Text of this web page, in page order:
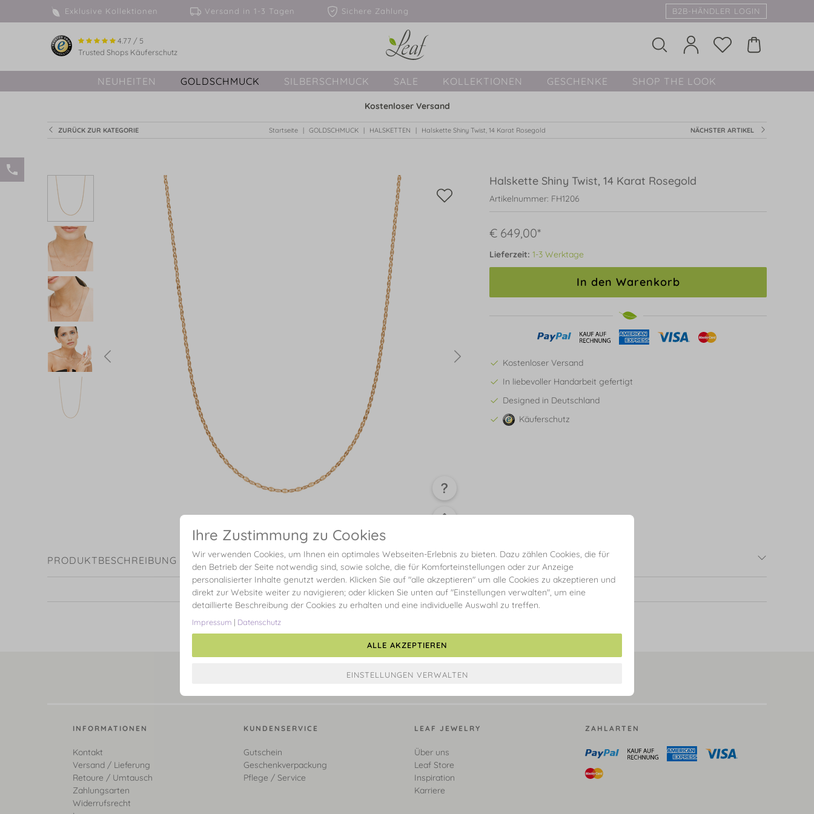
Exklusive Kollektionen Versand in 1-3 Tagen Sichere Zahlung B2B-HÄNDLER LOGIN
4.77 / 5
Trusted Shops Käuferschutz
NEUHEITEN GOLDSCHMUCK SILBERSCHMUCK SALE KOLLEKTIONEN GESCHENKE SHOP THE LOOK
Kostenloser Versand
ZURÜCK ZUR KATEGORIE Startseite GOLDSCHMUCK HALSKETTEN Halskette Shiny Twist, 14 Karat Rosegold NÄCHSTER ARTIKEL
Halskette Shiny Twist, 14 Karat Rosegold
Artikelnummer: FH1206
€ 649,00*
Lieferzeit: 1-3 Werktage
In den Warenkorb
Kostenloser Versand
In liebevoller Handarbeit gefertigt
Designed in Deutschland
Käuferschutz
PRODUKTBESCHREIBUNG
INFORMATIONEN
Kontakt
Versand / Lieferung
Retoure / Umtausch
Zahlungsarten
Widerrufsrecht
KUNDENSERVICE
Gutschein
Geschenkverpackung
Pflege / Service
LEAF JEWELRY
Über uns
Leaf Store
Inspiration
Karriere
ZAHLARTEN
Ihre Zustimmung zu Cookies
Wir verwenden Cookies, um Ihnen ein optimales Webseiten-Erlebnis zu bieten. Dazu zählen Cookies, die für
den Betrieb der Seite notwendig sind, sowie solche, die für Komforteinstellungen oder zur Anzeige
personalisierter Inhalte genutzt werden. Klicken Sie auf "alle akzeptieren" um alle Cookies zu akzeptieren und
direkt zur Website weiter zu navigieren; oder klicken Sie unten auf "Einstellungen verwalten", um eine
detaillierte Beschreibung der Cookies zu erhalten und eine individuelle Auswahl zu treffen.
Impressum | Datenschutz
ALLE AKZEPTIEREN